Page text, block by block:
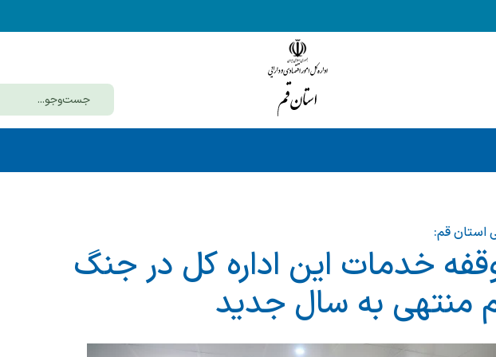
استان قم:
خدمات این اداره کل در جنگ
منتهی به سال جدید